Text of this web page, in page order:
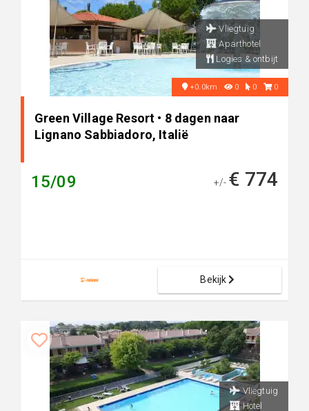
Vliegtuig
Aparthotel
Logies & ontbijt
+0.0km 0 0 0
Green Village Resort • 8 dagen naar
Lignano Sabbiadoro, Italië
15/09 +/- € 774
Bekijk
Vliegtuig
Hotel